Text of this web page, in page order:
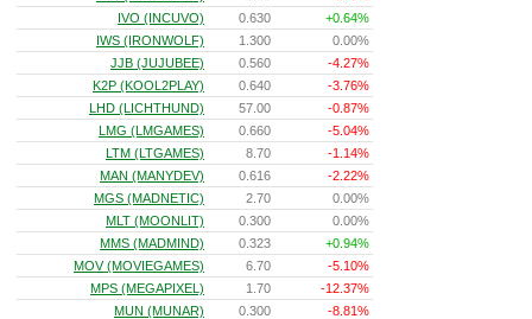
IVO (INCUVO)
0.630
+0.64%
IWS (IRONWOLF)
1.300
0.00%
JJB (JUJUBEE)
0.560
-4.27%
K2P (KOOL2PLAY)
0.640
-3.76%
LHD (LICHTHUND)
57.00
-0.87%
LMG (LMGAMES)
0.660
-5.04%
LTM (LTGAMES)
8.70
-1.14%
MAN (MANYDEV)
0.616
-2.22%
MGS (MADNETIC)
2.70
0.00%
MLT (MOONLIT)
0.300
0.00%
MMS (MADMIND)
0.323
+0.94%
MOV (MOVIEGAMES)
6.70
-5.10%
MPS (MEGAPIXEL)
1.70
-12.37%
MUN (MUNAR)
0.300
-8.81%